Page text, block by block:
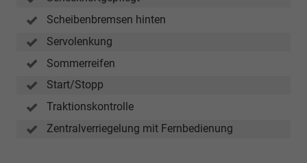
Scheibenbremsen hinten
Servolenkung
Sommerreifen
Start/Stopp
Traktionskontrolle
Zentralverriegelung mit Fernbedienung